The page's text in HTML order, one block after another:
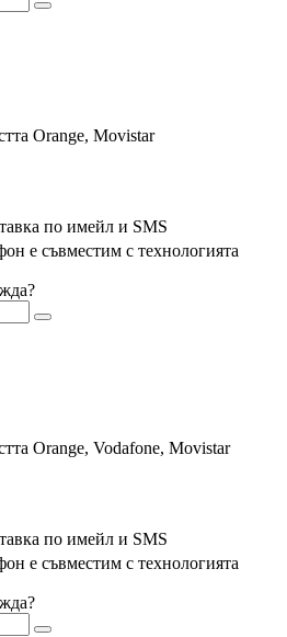
Orange, Movistar
по имейл и SMS
е съвместим с технологията
Orange, Vodafone, Movistar
по имейл и SMS
е съвместим с технологията